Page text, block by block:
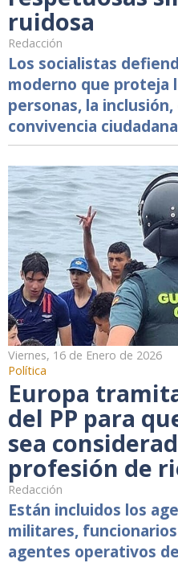
ruidosa
Redacción
Los socialistas
moderno que proteja
personas, la
convivencia ciudadana
Viernes, 16 de Enero de 2026
Política
Europa
del PP para
sea
profesión de
Redacción
Están incluidos los
militares,
agentes operativos